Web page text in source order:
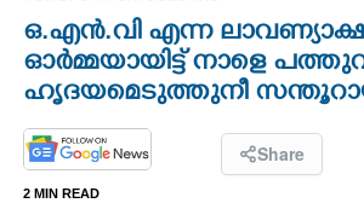
OPINION
PHOTOS
ഒ.എൻ.വി എന്ന
ഓർമ്മയായിട്ട് നാളെ
ഹൃദ​യ​മെ​ടുത്തു നീ സന്തൂറായ്
Share
2 MIN READ